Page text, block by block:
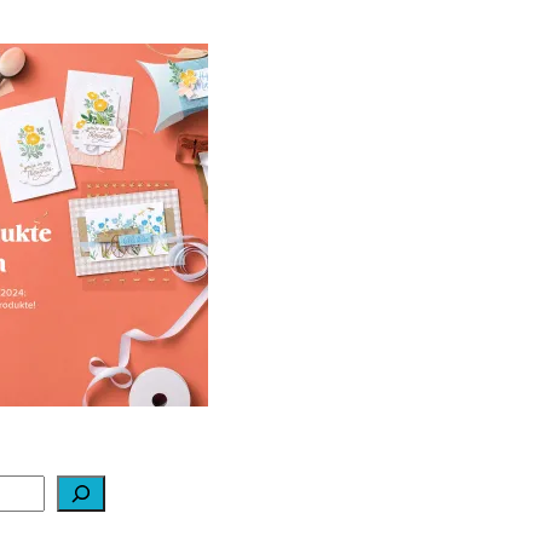
a-bration 2024
Stampin‘ Up!
Februar 2024